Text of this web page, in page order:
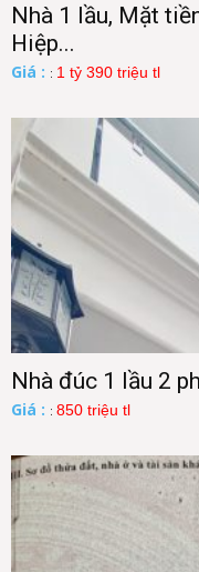
Nhà 1 lầu, Mặt
Hiệp...
Giá : : 1 tỷ 390 triệu tl
Nhà đúc 1 lầu 2
Giá : : 850 triệu tl